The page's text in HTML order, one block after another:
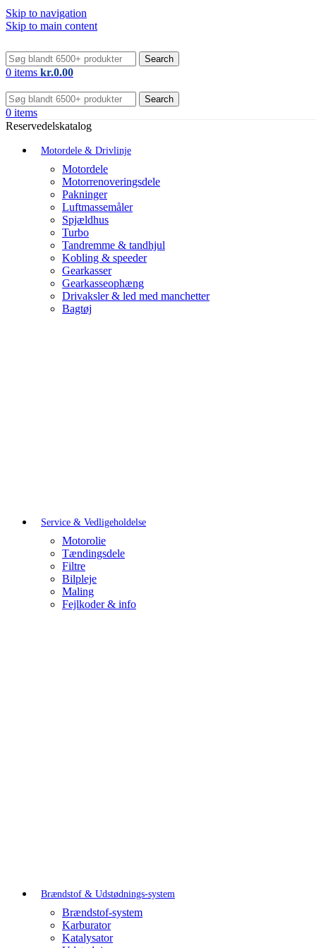
Skip to navigation
Skip to main content
Search
0 items kr.0.00
Search
0 items
Reservedelskatalog
Motordele & Drivlinje
Motordele
Motorrenoveringsdele
Pakninger
Luftmassemåler
Spjældhus
Turbo
Tandremme & tandhjul
Kobling & speeder
Gearkasser
Gearkasseophæng
Drivaksler & led med manchetter
Bagtøj
Service & Vedligeholdelse
Motorolie
Tændingsdele
Filtre
Bilpleje
Maling
Fejlkoder & info
Brændstof & Udstødnings-system
Brændstof-system
Karburator
Katalysator